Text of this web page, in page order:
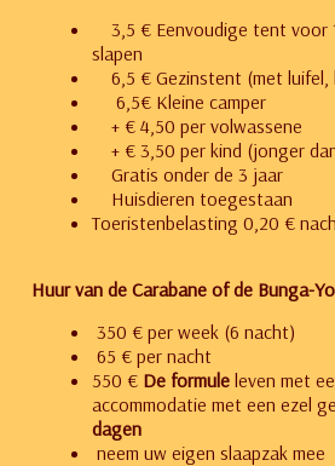
3,5 € Eenvoudige tent voor
slapen
6,5 € Gezinstent (met luifel,
6,5€ Kleine camper
+ € 4,50 per volwassene
+ € 3,50 per kind (jonger
Gratis onder de 3 jaar
Huisdieren toegestaan
Toeristenbelasting 0,20 €
Huur van de Carabane of de Bunga-
350 € per week (6 nacht)
65 € per nacht
550 € De formuleleven met
accommodatie met een ezel
dagen
neem uw eigen slaapzak mee